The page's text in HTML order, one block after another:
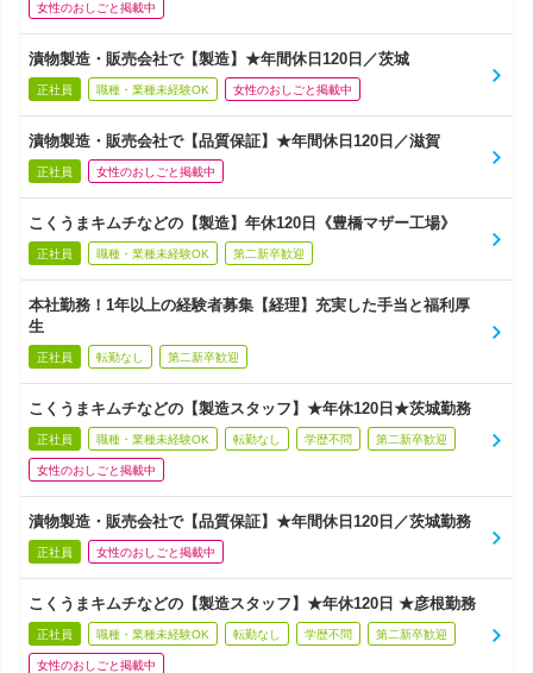
女性のおしごと掲載中
漬物製造・販売会社で【製造】★年間休日120日／茨城
正社員 職種・業種未経験OK 女性のおしごと掲載中
漬物製造・販売会社で【品質保証】★年間休日120日／滋賀
正社員 女性のおしごと掲載中
こくうまキムチなどの【製造】年休120日《豊橋マザー工場》
正社員 職種・業種未経験OK 第二新卒歓迎
本社勤務！1年以上の経験者募集【経理】充実した手当と福利厚
生
正社員 転勤なし 第二新卒歓迎
こくうまキムチなどの【製造スタッフ】★年休120日★茨城勤務
正社員 職種・業種未経験OK 転勤なし 学歴不問 第二新卒歓迎
女性のおしごと掲載中
漬物製造・販売会社で【品質保証】★年間休日120日／茨城勤務
正社員 女性のおしごと掲載中
こくうまキムチなどの【製造スタッフ】★年休120日 ★彦根勤務
正社員 職種・業種未経験OK 転勤なし 学歴不問 第二新卒歓迎
女性のおしごと掲載中